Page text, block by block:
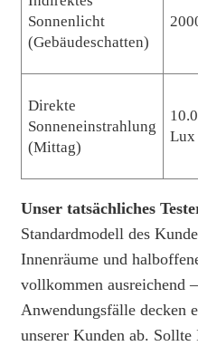
Sonnenlicht
(Gebäudeschatten)
Direkte
Sonneneinstrahlung
(Mittag)
Lux
Unser tatsächliches
Standardmodell des
Innenräume und
vollkommen ausreichend
Anwendungsfälle decken
unserer Kunden ab.